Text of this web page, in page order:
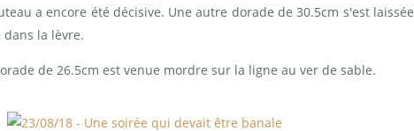
a encore été décisive. Une autre dorade de 30.5cm s'est laissée
la lèvre.
de 26.5cm est venue mordre sur la ligne au ver de sable.